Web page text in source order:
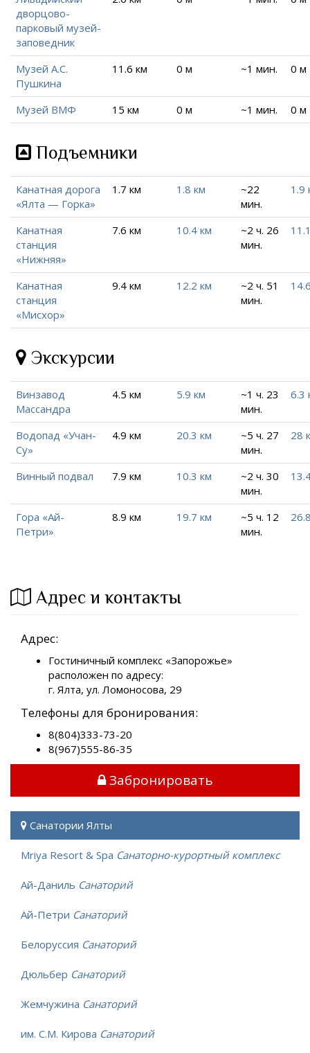
дворцово-
парковый музей-
заповедник
Музей А.С.
Пушкина
11.6 км 0 м ~1 мин. 0 м
Музей ВМФ 15 км 0 м ~1 мин. 0 м
Подъемники
Канатная дорога
«Ялта — Горка»
1.7 км 1.8 км
~22
мин.
1.9
Канатная
станция
«Нижняя»
7.6 км 10.4 км
~2 ч. 26
мин.
Канатная
станция
«Мисхор»
9.4 км 12.2 км
~2 ч. 51
мин.
Экскурсии
Винзавод
Массандра
4.5 км 5.9 км
~1 ч. 23
мин.
6.3
Водопад «Учан-
Су»
4.9 км 20.3 км
~5 ч. 27
мин.
28
Винный подвал 7.9 км 10.3 км
~2 ч. 30
мин.
Гора «Ай-
Петри»
8.9 км 19.7 км
~5 ч. 12
мин.
Адрес и контакты
Адрес:
Гостиничный комплекс «Запорожье»
расположен по адресу:
г. Ялта, ул. Ломоносова, 29
Телефоны для бронирования:
8(804)333-73-20
8(967)555-86-35
Забронировать
Санатории Ялты
Mriya Resort & Spa Санаторно-курортный комплекс
Ай-Даниль Санаторий
Ай-Петри Санаторий
Белоруссия Санаторий
Дюльбер Санаторий
Жемчужина Санаторий
им. С.М. Кирова Санаторий